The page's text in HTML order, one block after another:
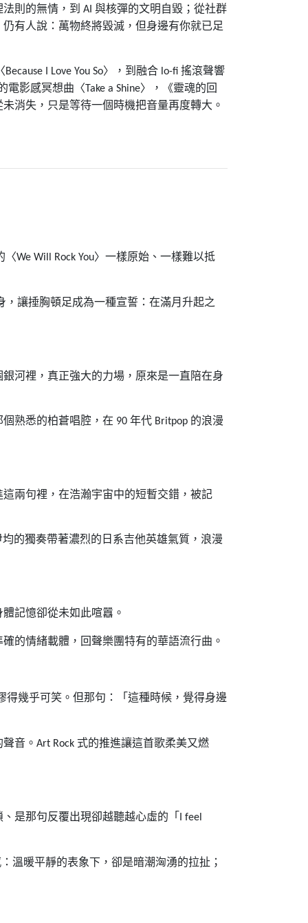
則的無情，到 AI 與核彈的文明自毀；從社群
有人說：萬物終將毀滅，但身邊有你就已足
Because I Love You So〉，到融合 lo-fi 搖滾聲響
電影感冥想曲〈Take a Shine〉，《靈魂的回
消失，只是等待一個時機把音量再度轉大。
〈We Will Rock You〉一樣原始、一樣難以抵
讓捶胸頓足成為一種宣誓：在滿月升起之
河裡，真正強大的力場，原來是一直陪在身
熟悉的柏蒼唱腔，在 90 年代 Britpop 的浪漫
兩句裡，在浩瀚宇宙中的短暫交錯，被記
的獨奏帶著濃烈的日系吉他英雄氣質，浪漫
記憶卻從未如此喧囂。
的情緒載體，回聲樂團特有的華語流行曲。
幾乎可笑。但那句：「這種時候，覺得身邊
音。 Art Rock 式的推進讓這首歌柔美又燃
是那句反覆出現卻越聽越心虛的「 I feel
溫暖平靜的表象下，卻是暗潮洶湧的拉扯；